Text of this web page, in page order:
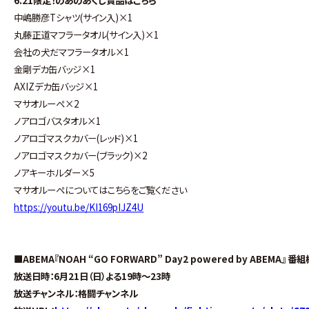
中嶋勝彦Tシャツ(サイン入)×1
丸藤正道マフラータオル(サイン入)×1
会社の犬だマフラータオル×1
金剛デカ缶バッジ×1
AXIZデカ缶バッジ×1
マサオルーペ×2
ノアロゴバスタオル×1
ノアロゴマスクカバー(レッド)×1
ノアロゴマスクカバー(ブラック)×2
ノアキーホルダー×5
マサオルーペについてはこちらをご覧ください
https://youtu.be/KI169pIJZ4U
■ABEMA『NOAH “GO FORWARD” Day2 powered by ABEMA』 番組
放送日時：6月21日（日）よる19時～23時
放送チャンネル：格闘チャンネル